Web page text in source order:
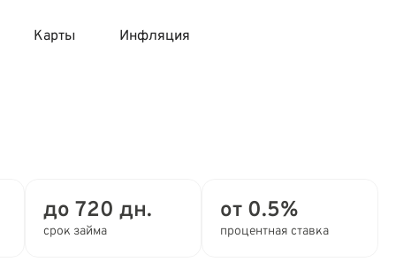
вклады
Карты
с доставкой на дом
Инфляция
до 720 дн.
срок займа
от 0.5%
процентная ставка